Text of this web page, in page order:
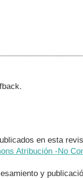
en esta
Atribución -No
y